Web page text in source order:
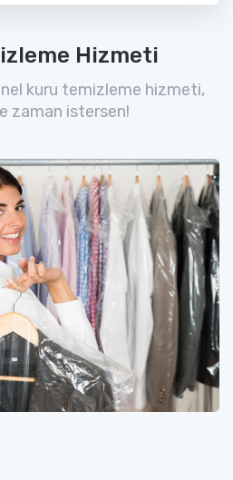
Hizmeti
kuru temizleme hizmeti,
zaman istersen!